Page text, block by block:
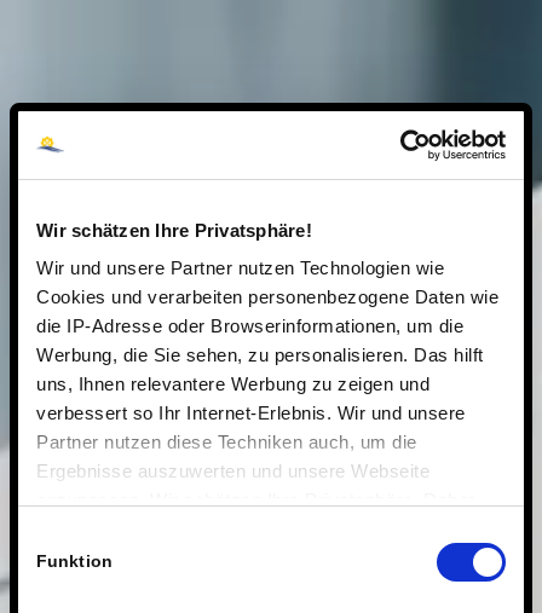
Wir schätzen Ihre Privatsphäre!
Wir und unsere Partner nutzen Technologien wie
Cookies und verarbeiten personenbezogene Daten wie
die IP-Adresse oder Browserinformationen, um die
Werbung, die Sie sehen, zu personalisieren. Das hilft
uns, Ihnen relevantere Werbung zu zeigen und
verbessert so Ihr Internet-Erlebnis. Wir und unsere
Partner nutzen diese Techniken auch, um die
Ergebnisse auszuwerten und unsere Webseite
Technologien.
Funktion